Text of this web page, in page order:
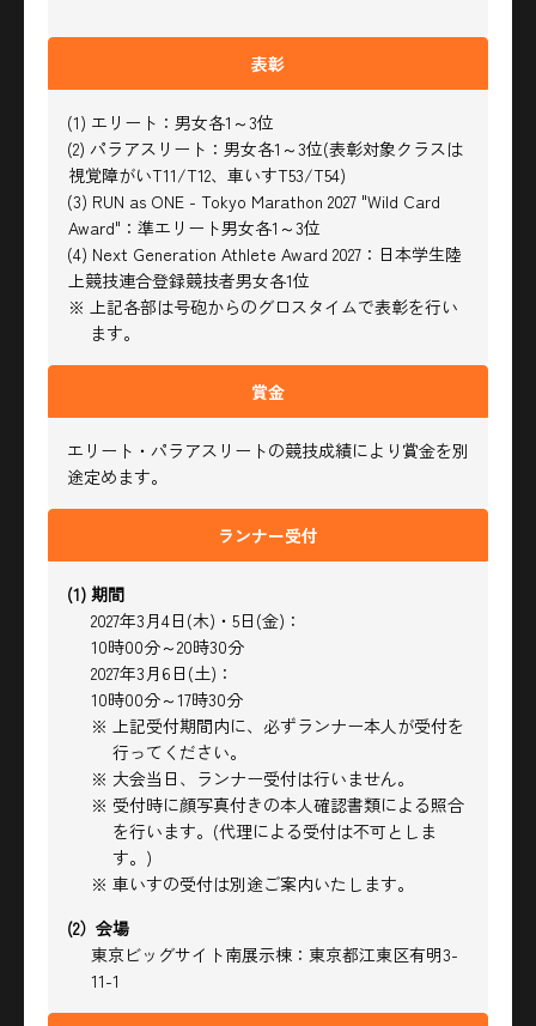
表彰
(1) エリート：男女各1～3位
(2) パラアスリート：男女各1～3位(表彰対象クラスは
視覚障がいT11/T12、車いすT53/T54)
(3) RUN as ONE - Tokyo Marathon 2027 "Wild Card
Award"：準エリート男女各1～3位
(4) Next Generation Athlete Award 2027：日本学生陸
上競技連合登録競技者男女各1位
※ 上記各部は号砲からのグロスタイムで表彰を行い
ます。
賞金
エリート・パラアスリートの競技成績により賞金を別
途定めます。
ランナー受付
(1) 期間
2027年3月4日(木)・5日(金)：
10時00分～20時30分
2027年3月6日(土)：
10時00分～17時30分
※ 上記受付期間内に、必ずランナー本人が受付を
行ってください。
※ 大会当日、ランナー受付は行いません。
※ 受付時に顔写真付きの本人確認書類による照合
を行います。(代理による受付は不可としま
す。)
※ 車いすの受付は別途ご案内いたします。
(2）会場
東京ビッグサイト南展示棟：東京都江東区有明3-
11-1